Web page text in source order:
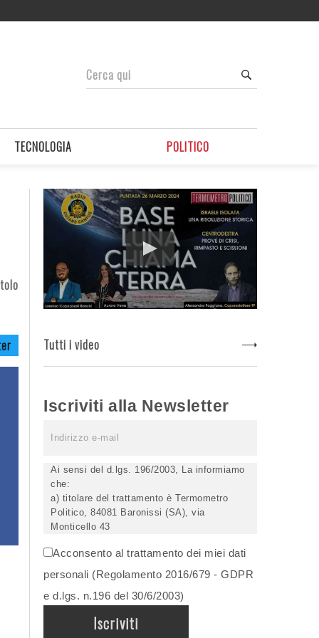
TECNOLOGIA POLITICO
Tutti i video
Iscriviti alla Newsletter
Ai sensi del d.lgs. 196/2003, La informiamo
che:
a) titolare del trattamento è Termometro
Politico, 84081 Baronissi (SA), via
Monticello 43
elettronicamente) soltanto dagli incaricati
autorizzati, esclusivamente per dare corso
all'invio della newsletter e per l'invio (anche
via email) di informazioni relative alle
c) la comunicazione dei dati è facoltativa,
Acconsento al trattamento dei miei dati
personali (Regolamento 2016/679 - GDPR
e d.lgs. n.196 del 30/6/2003)